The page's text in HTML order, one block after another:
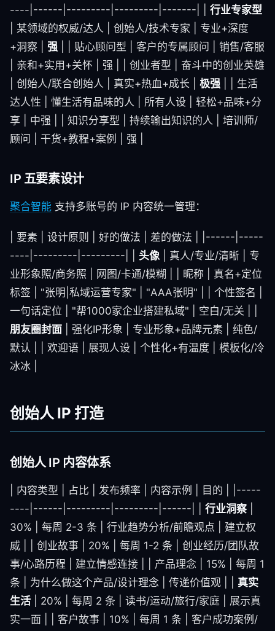
----|------|---------|---------|-------| | 行业专家型
| 某领域的权威/达人 | 创始人/技术专家 | 专业+深度
+洞察 | 强 | | 贴心顾问型 | 客户的专属顾问 | 销售/客服
| 亲和+实用+关怀 | 强 | | 创业者型 | 奋斗中的创业英雄
| 创始人/联合创始人 | 真实+热血+成长 | 极强 | | 生活
达人性 | 懂生活有品味的人 | 所有人设 | 轻松+品味+分
享 | 中强 | | 知识分享型 | 持续输出知识的人 | 培训师/
顾问 | 干货+教程+案例 | 强 |
IP 五要素设计
聚合智能 支持多账号的 IP 内容统一管理：
| 要素 | 设计原则 | 好的做法 | 差的做法 | |------|-----
----|---------|---------| | 头像| 真人/专业/清晰 | 专
业形象照/商务照 | 网图/卡通/模糊 | | 昵称 | 真名+定位
标签 | "张明|私域运营专家" | "AAA张明" | | 个性签名 |
一句话定位 | "帮1000家企业搭建私域" | 空白/无关 | |
朋友圈封面 | 强化IP形象 | 专业形象+品牌元素 | 纯色/
默认 | | 欢迎语 | 展现人设 | 个性化+有温度 | 模板化/冷
冰冰 |
创始人 IP 打造
创始人 IP 内容体系
| 内容类型 | 占比 | 发布频率 | 内容示例 | 目的 | |-----
----|------|---------|---------|------| | 行业洞察|
30% | 每周 2-3 条 | 行业趋势分析/前瞻观点 | 建立权
威 | | 创业故事 | 20% | 每周 1-2 条 | 创业经历/团队故
事/心路历程 | 建立情感连接 | | 产品理念 | 15% | 每周 1
条 | 为什么做这个产品/设计理念 | 传递价值观 | | 真实
生活 | 20% | 每周 2 条 | 读书/运动/旅行/家庭 | 展示真
实一面 | | 客户故事 | 10% | 每周 1 条 | 客户成功案例/